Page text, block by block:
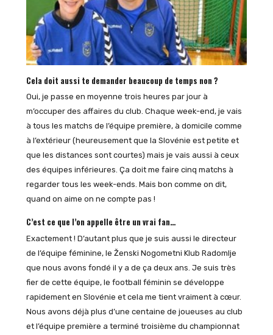
Cela doit aussi te demander beaucoup de temps non ?
Oui, je passe en moyenne trois heures par jour à
m’occuper des affaires du club. Chaque week-end, je vais
à tous les matchs de l’équipe première, à domicile comme
à l’extérieur (heureusement que la Slovénie est petite et
que les distances sont courtes) mais je vais aussi à ceux
des équipes inférieures. Ça doit me faire cinq matchs à
regarder tous les week-ends. Mais bon comme on dit,
quand on aime on ne compte pas !
C’est ce que l’on appelle être un vrai fan…
Exactement ! D’autant plus que je suis aussi le directeur
de l’équipe féminine, le Ženski Nogometni Klub Radomlje
que nous avons fondé il y a de ça deux ans. Je suis très
fier de cette équipe, le football féminin se développe
rapidement en Slovénie et cela me tient vraiment à cœur.
Nous avons déjà plus d’une centaine de joueuses au club
et l’équipe première a terminé troisième du championnat